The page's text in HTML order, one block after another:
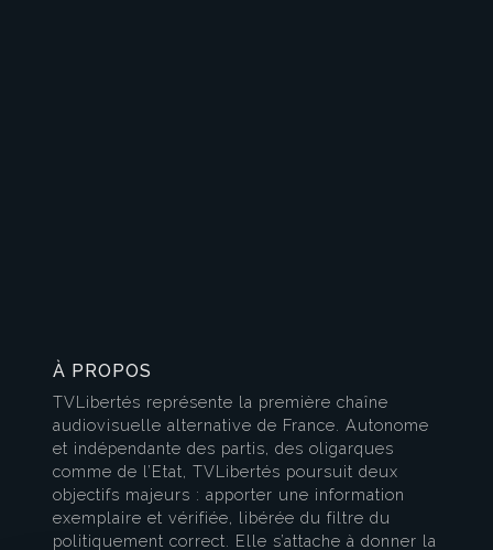
À PROPOS
TVLibertés représente la première chaîne
audiovisuelle alternative de France. Autonome
et indépendante des partis, des oligarques
comme de l’Etat, TVLibertés poursuit deux
objectifs majeurs : apporter une information
exemplaire et vérifiée, libérée du filtre du
politiquement correct. Elle s’attache à donner la